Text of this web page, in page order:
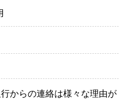
からの連絡は様々な理由が